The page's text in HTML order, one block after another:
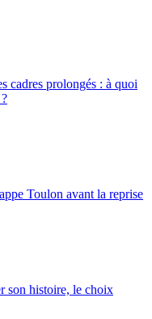
cadres prolongés : à quoi
Toulon avant la reprise
son histoire, le choix